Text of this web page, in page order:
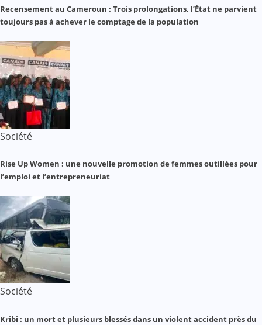
Recensement au Cameroun : Trois prolongations, l’État ne parvient
toujours pas à achever le comptage de la population
Société
Rise Up Women : une nouvelle promotion de femmes outillées pour
l’emploi et l’entrepreneuriat
Société
Kribi : un mort et plusieurs blessés dans un violent accident près du